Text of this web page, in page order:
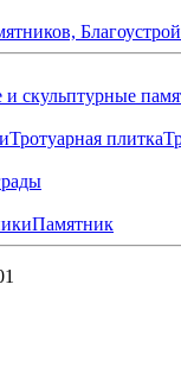
и скульптурные
Тротуарная плитка
Памятник